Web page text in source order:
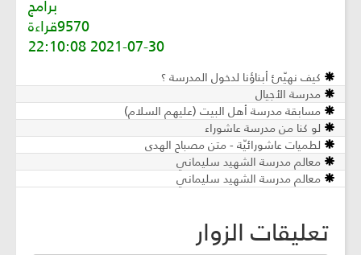
برامج
9570قراءة
2021-07-30 22:10:08
كيف نهيّئ أبناؤنا لدخول المدرسة ؟
مدرسة الأجيال
مسابقة مدرسة أهل البيت (عليهم السلام)
لو كنا من مدرسة عاشوراء
لطميات عاشورائيّة - متن مصباح الهدى
معالم مدرسة الشهيد سليماني
معالم مدرسة الشهيد سليماني
تعليقات الزوار